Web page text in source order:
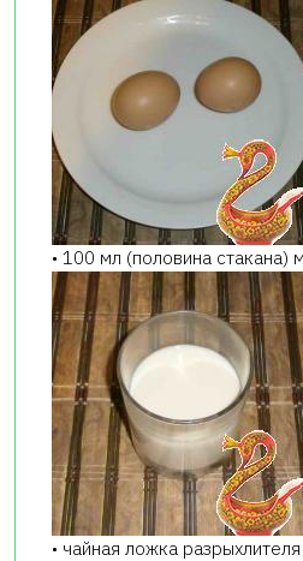
• 100 мл (половина стакана)
• чайная ложка